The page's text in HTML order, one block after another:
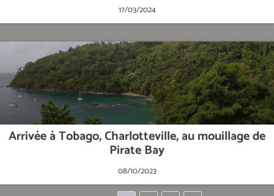
17/03/2024
Arrivée à Tobago, Charlotteville, au mouillage de
Pirate Bay
08/10/2023